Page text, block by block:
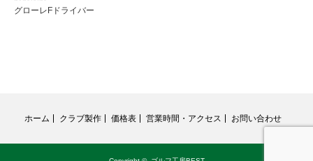
グローレFドライバー
ホーム クラブ製作 価格表 営業時間・アクセス お問い合わせ